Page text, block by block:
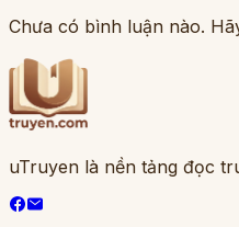
Chưa có bình luận nào.
uTruyen là nền tảng đọc